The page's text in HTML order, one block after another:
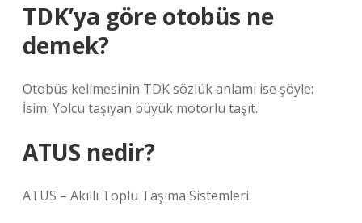
TDK’ya göre otobüs ne
demek?
Otobüs kelimesinin TDK sözlük anlamı ise şöyle:
İsim: Yolcu taşıyan büyük motorlu taşıt.
ATUS nedir?
ATUS – Akıllı Toplu Taşıma Sistemleri.